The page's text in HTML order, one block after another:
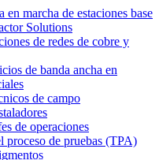
en marcha de estaciones base
Solutions
de redes de cobre y
de banda ancha en
de campo
de operaciones
proceso de pruebas (TPA)